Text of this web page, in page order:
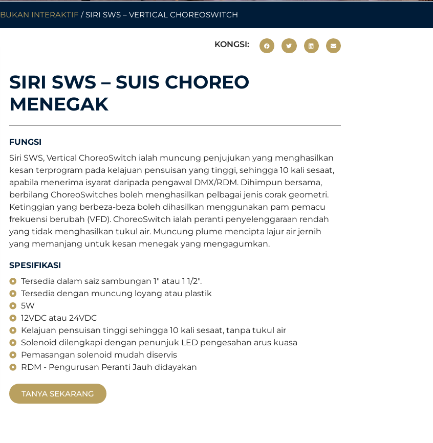
BUKAN INTERAKTIF / SIRI SWS – VERTICAL CHOREOSWITCH
KONGSI:
SIRI SWS – SUIS CHOREO
MENEGAK
FUNGSI
Siri SWS, Vertical ChoreoSwitch ialah muncung penjujukan yang menghasilkan
kesan terprogram pada kelajuan pensuisan yang tinggi, sehingga 10 kali sesaat,
apabila menerima isyarat daripada pengawal DMX/RDM. Dihimpun bersama,
berbilang ChoreoSwitches boleh menghasilkan pelbagai jenis corak geometri.
Ketinggian yang berbeza-beza boleh dihasilkan menggunakan pam pemacu
frekuensi berubah (VFD). ChoreoSwitch ialah peranti penyelenggaraan rendah
yang tidak menghasilkan tukul air. Muncung plume mencipta lajur air jernih
yang memanjang untuk kesan menegak yang mengagumkan.
SPESIFIKASI
Tersedia dalam saiz sambungan 1" atau 1 1/2".
Tersedia dengan muncung loyang atau plastik
5W
12VDC atau 24VDC
Kelajuan pensuisan tinggi sehingga 10 kali sesaat, tanpa tukul air
Solenoid dilengkapi dengan penunjuk LED pengesahan arus kuasa
Pemasangan solenoid mudah diservis
RDM - Pengurusan Peranti Jauh didayakan
TANYA SEKARANG